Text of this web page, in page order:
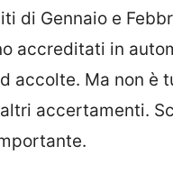
di Gennaio e
accreditati in
accolte. Ma non è
accertamenti.